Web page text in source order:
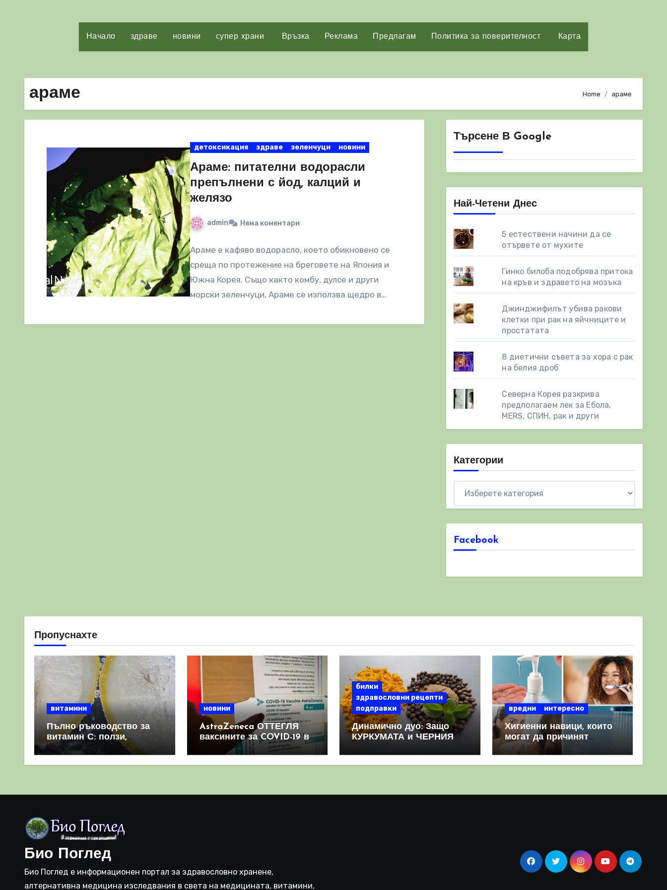
Начало здраве новини супер храни Връзка Реклама Предлагам Политика за поверителност Карта
араме Home араме
детоксикация здраве зеленчуци новини
Араме: питателни водорасли
препълнени с йод, калций и
желязо
admin Няма коментари
Араме е кафяво водорасло, което обикновено се
среща по протежение на бреговете на Япония и
Южна Корея. Също както комбу, дулсе и други
морски зеленчуци, Араме се използва щедро в…
Търсене В Google
Най-Четени Днес
5 естествени начини да се
отървете от мухите
Гинко билоба подобрява притока
на кръв и здравето на мозъка
Джинджифилът убива ракови
клетки при рак на яйчниците и
простатата
8 диетични съвета за хора с рак
на белия дроб
Северна Корея разкрива
предполагаем лек за Ебола,
MERS, СПИН, рак и други
Категории
Facebook
Пропуснахте
витамини
Пълно ръководство за
витамин С: ползи,
източници и защо е
важен за имунната
новини
AstraZeneca ОТТЕГЛЯ
ваксините за COVID-19 в
световен мащаб, след
като призна, че те
билки
здравословни рецепти
подправки
Динамично дуо: Защо
КУРКУМАТА и ЧЕРНИЯ
комбинация
вредни интересно
Хигиенни навици, които
могат да причинят
повече вреда, отколкото
полза
Био Поглед
Био Поглед е информационен портал за здравословно хранене,
алтернативна медицина изследвания в света на медицината, витамини,